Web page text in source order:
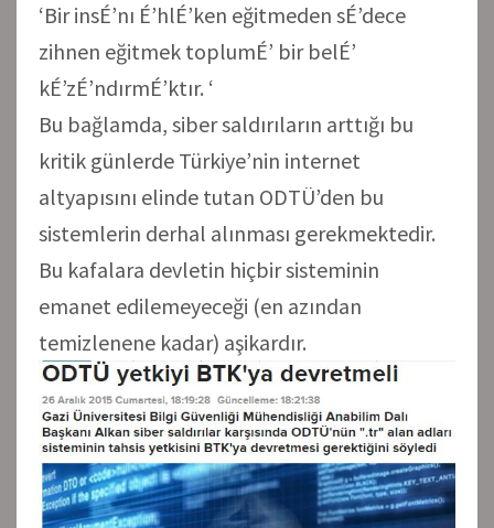
‘Bir insÉ’nı É’hlÉ’ken eğitmeden sÉ’dece
zihnen eğitmek toplumÉ’ bir belÉ’
kÉ’zÉ’ndırmÉ’ktır. ‘
Bu bağlamda, siber saldırıların arttığı bu
kritik günlerde Türkiye’nin internet
altyapısını elinde tutan ODTÜ’den bu
sistemlerin derhal alınması gerekmektedir.
Bu kafalara devletin hiçbir sisteminin
emanet edilemeyeceği (en azından
temizlenene kadar) aşikardır.